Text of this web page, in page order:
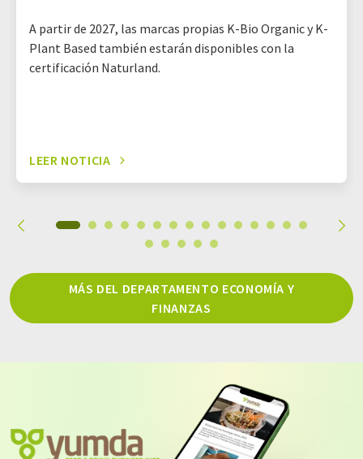
A partir de 2027, las marcas propias K-Bio Organic y K-
Plant Based también estarán disponibles con la
certificación Naturland.
LEER NOTICIA
MÁS DEL DEPARTAMENTO ECONOMÍA Y
FINANZAS